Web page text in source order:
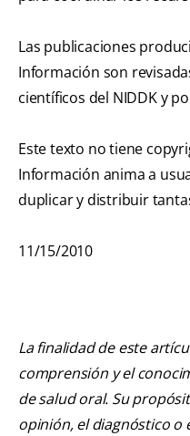
Las publicaciones
Información son
científicos del NIDDK y
Este texto no tiene
Información anima a
duplicar y distribuir
11/15/2010
La finalidad de este
comprensión y el
de salud oral. Su
opinión, el diagnóstico o